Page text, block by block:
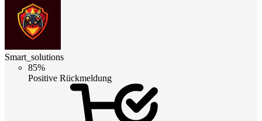
Smart_solutions
85%
Positive Rückmeldung